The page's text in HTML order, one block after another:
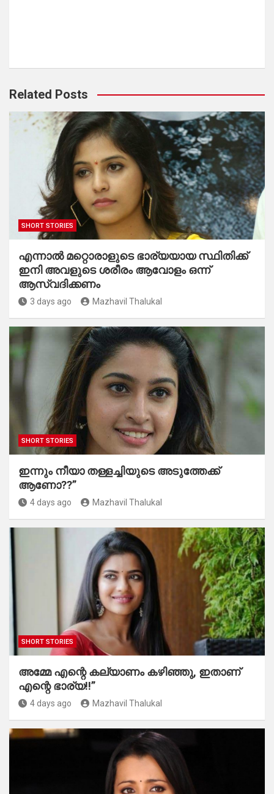
Related Posts
SHORT STORIES
എന്നാൽ മറ്റൊരാളുടെ ഭാര്യയായ സ്ഥിതിക്ക്
ഇനി അവളുടെ ശരീരം ആവോളം ഒന്ന്
ആസ്വദിക്കണം
3 days ago Mazhavil Thalukal
SHORT STORIES
ഇന്നും നീയാ തള്ളച്ചിയുടെ അടുത്തേക്ക്
ആണോ??”
4 days ago Mazhavil Thalukal
SHORT STORIES
അമ്മേ എന്റെ കല്യാണം കഴിഞ്ഞു, ഇതാണ്
എന്റെ ഭാര്യ!!”
4 days ago Mazhavil Thalukal